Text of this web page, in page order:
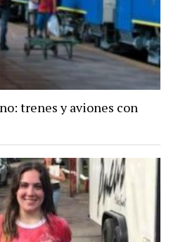
trenes y aviones con